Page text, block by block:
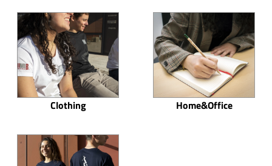
Clothing Home&Office